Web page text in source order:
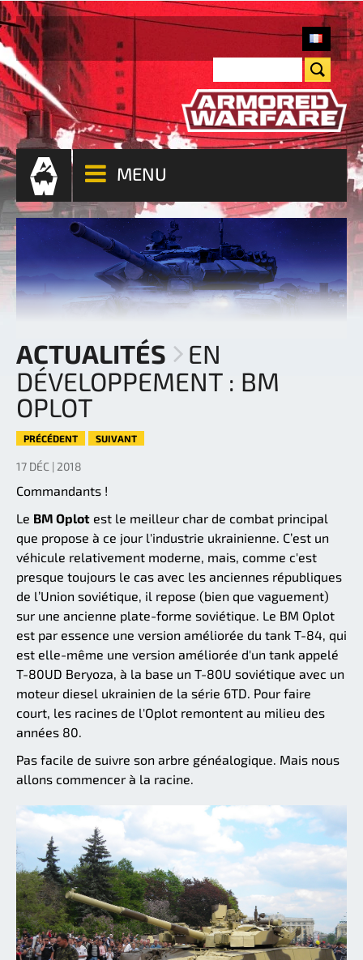
MENU
ACTUALITÉS
EN
DÉVELOPPEMENT : BM
OPLOT
PRÉCÉDENT SUIVANT
17 DÉC | 2018
Commandants !
Le BM Oplot est le meilleur char de combat principal
que propose à ce jour l'industrie ukrainienne. C’est un
véhicule relativement moderne, mais, comme c'est
presque toujours le cas avec les anciennes républiques
de l’Union soviétique, il repose (bien que vaguement)
sur une ancienne plate-forme soviétique. Le BM Oplot
est par essence une version améliorée du tank T-84, qui
est elle-même une version améliorée d'un tank appelé
T-80UD Beryoza, à la base un T-80U soviétique avec un
moteur diesel ukrainien de la série 6TD. Pour faire
court, les racines de l'Oplot remontent au milieu des
années 80.
Pas facile de suivre son arbre généalogique. Mais nous
allons commencer à la racine.